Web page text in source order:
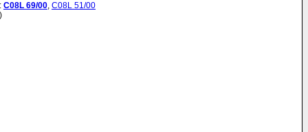
: C08L 69/00, C08L 51/00